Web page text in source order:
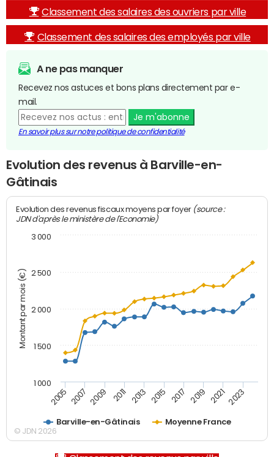
Classement des salaires des ouvriers par ville
Classement des salaires des employés par ville
A ne pas manquer
Recevez nos astuces et bons plans directement par e-
mail.
Je m'abonne
En savoir plus sur notre politique de confidentialité
Evolution des revenus à Barville-en-
Gâtinais
Montant par mois (€)
Evolution des revenus fiscaux moyens par foyer (source :
JDN d'après le ministère de l'Economie)
Barville-en-Gâtinais Moyenne France
2005 2007 2009 2011 2013 2015 2017 2019 2021 2023
1 000
1 500
2 000
2 500
3 000
© JDN 2026